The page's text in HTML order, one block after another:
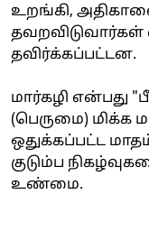
உறங்கி,
தவிர்க்கப்பட்டன.
மார்கழி என்பது
(பெருமை) மிக்க
ஒதுக்கப்பட்ட
குடும்ப
உண்மை.